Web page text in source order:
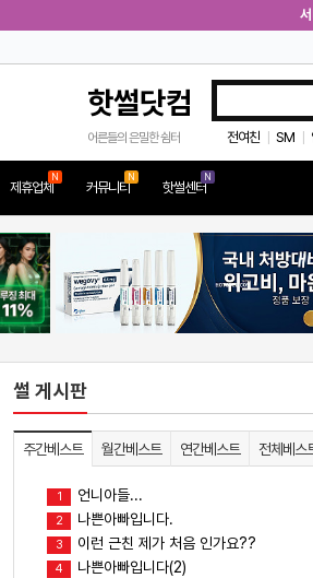
핫썰닷컴
어른들의 은밀한 쉼터 전여친 SM
제휴업체
N
커뮤니티
N
핫썰센터
N
썰 게시판
주간베스트 월간베스트 연간베스트 전체베스
1 언니아들...
2 나쁜아빠입니다.
3 이런 근친 제가 처음 인가요??
4 나쁜아빠입니다(2)